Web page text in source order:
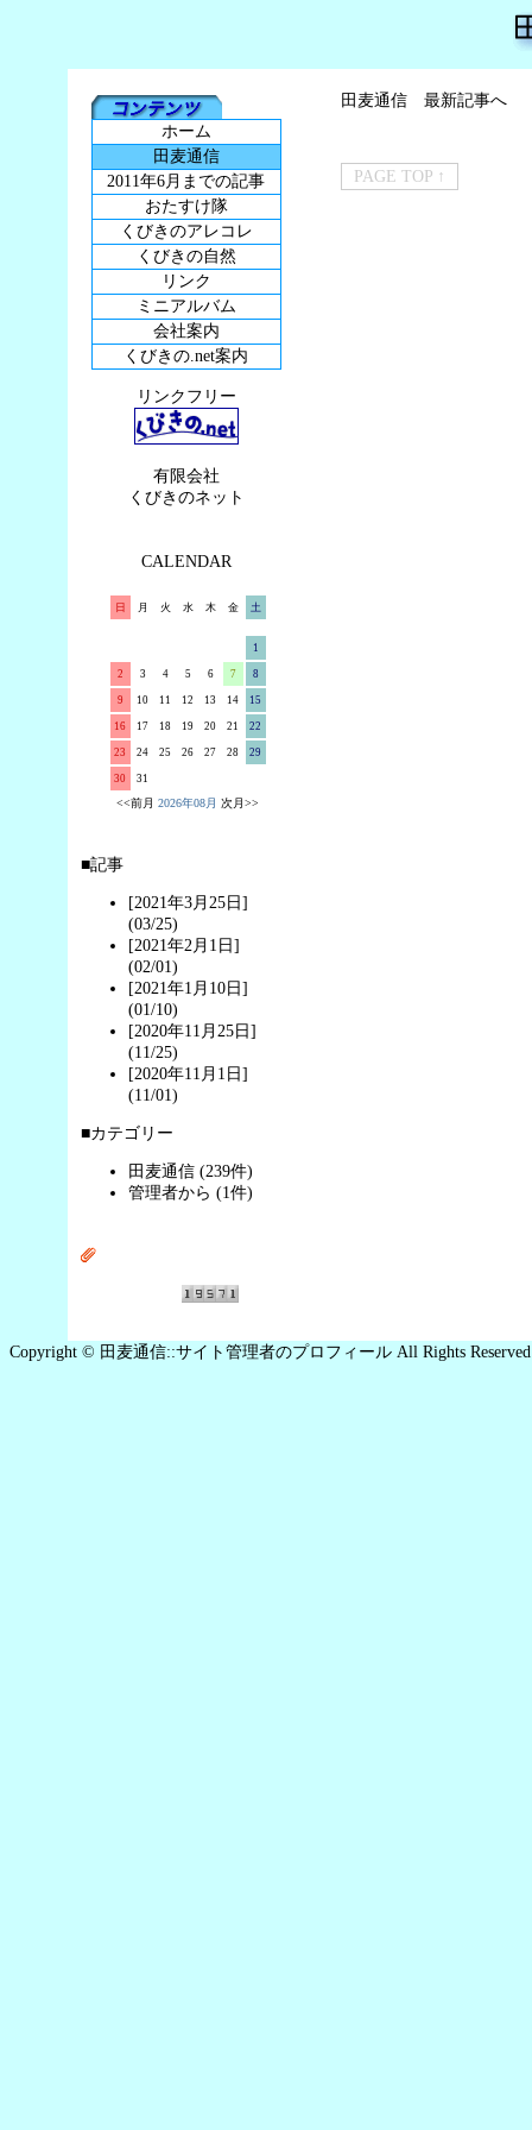
ホーム
田麦通信
2011年6月までの記事
おたすけ隊
くびきのアレコレ
くびきの自然
リンク
ミニアルバム
会社案内
くびきの.net案内
リンクフリー
有限会社
くびきのネット
CALENDAR
日 月 火 水 木 金 土
1
2 3 4 5 6 7 8
9 10 11 12 13 14 15
16 17 18 19 20 21 22
23 24 25 26 27 28 29
30 31
<<前月 2026年08月 次月>>
■記事
[2021年3月25日]
(03/25)
[2021年2月1日]
(02/01)
[2021年1月10日]
(01/10)
[2020年11月25日]
(11/25)
[2020年11月1日]
(11/01)
■カテゴリー
田麦通信 (239件)
管理者から (1件)
田麦通信 最新記事へ
PAGE TOP ↑
Copyright © 田麦通信::サイト管理者のプロフィール All Rights